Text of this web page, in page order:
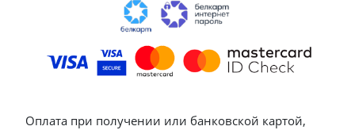
Оплата при получении или банковской картой,